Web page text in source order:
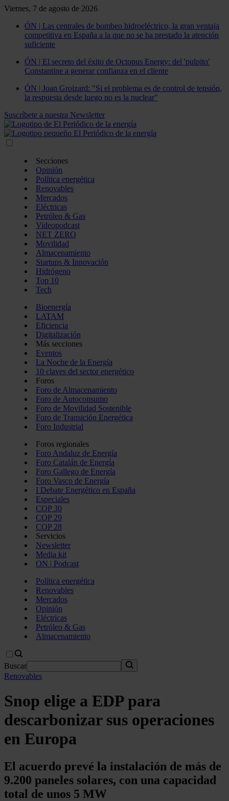
Viernes, 7 de agosto de 2026
ÓN | Las centrales de bombeo hidroeléctrico, la gran ventaja
competitiva en España a la que no se ha prestado la atención
suficiente
ÓN | El secreto del éxito de Octopus Energy: del 'pulpito'
Constantine a generar confianza en el cliente
ÓN | Joan Groizard: "Si el problema es de control de tensión,
la respuesta desde luego no es la nuclear"
Suscríbete a nuestra Newsletter
Secciones
Opinión
Política energética
Renovables
Mercados
Eléctricas
Petróleo & Gas
Videopodcast
NET ZERO
Movilidad
Almacenamiento
Startups & Innovación
Hidrógeno
Top 10
Tech
Bioenergía
LATAM
Eficiencia
Digitalización
Más secciones
Eventos
La Noche de la Energía
10 claves del sector energético
Foros
Foro de Almacenamiento
Foro de Autoconsumo
Foro de Movilidad Sostenible
Foro de Transición Energética
Foro Industrial
Foros regionales
Foro Andaluz de Energía
Foro Catalán de Energía
Foro Gallego de Energía
Foro Vasco de Energía
I Debate Energético en España
Especiales
COP 30
COP 29
COP 28
Servicios
Newsletter
Media kit
ON | Podcast
Política energética
Renovables
Mercados
Opinión
Eléctricas
Petróleo & Gas
Almacenamiento
Buscar
Renovables
Snop elige a EDP para
descarbonizar sus operaciones
en Europa
El acuerdo prevé la instalación de más de
9.200 paneles solares, con una capacidad
total de unos 5 MW